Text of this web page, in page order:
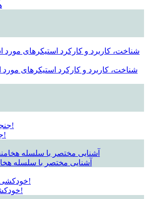
شناخت، کاربرد و کارکرد استیکرهای
جنجال ۲۵ هزار هکتاری!
آشنایی مختصر با سلسله
خودکشی امری فردی نیست!